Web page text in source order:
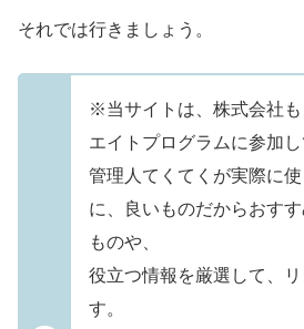
それでは行きましょう。
※当サイトは、株式会社も
エイトプログラムに参加し
管理人てくてくが実際に
に、良いものだからおす
ものや、
役立つ情報を厳選して、
す。